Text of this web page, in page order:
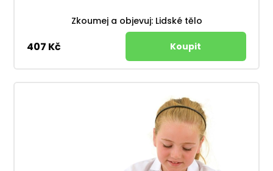
Zkoumej a objevuj: Lidské tělo
407 Kč